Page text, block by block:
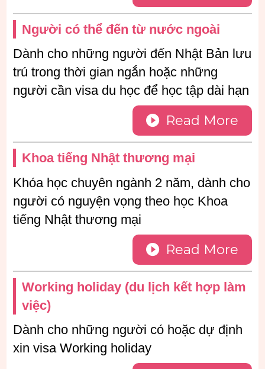
Người có thể đến từ nước ngoài
Dành cho những người đến Nhật Bản lưu
trú trong thời gian ngắn hoặc những
người cần visa du học để học tập dài hạn
Read More
Khoa tiếng Nhật thương mại
Khóa học chuyên ngành 2 năm, dành cho
người có nguyện vọng theo học Khoa
tiếng Nhật thương mại
Read More
Working holiday (du lịch kết hợp làm
việc)
Dành cho những người có hoặc dự định
xin visa Working holiday